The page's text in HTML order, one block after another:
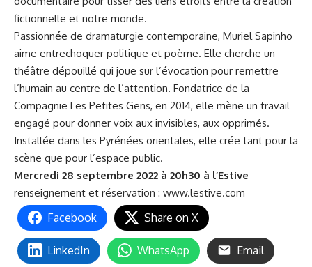
fictionnelle et notre monde.
Passionnée de dramaturgie contemporaine, Muriel Sapinho
aime entrechoquer politique et poème. Elle cherche un
théâtre dépouillé qui joue sur l’évocation pour remettre
l’humain au centre de l’attention. Fondatrice de la
Compagnie Les Petites Gens, en 2014, elle mène un travail
engagé pour donner voix aux invisibles, aux opprimés.
Installée dans les Pyrénées orientales, elle crée tant pour la
scène que pour l’espace public.
Mercredi 28 septembre 2022 à 20h30 à l’Estive
renseignement et réservation : www.lestive.com
Facebook Share on X
LinkedIn WhatsApp Email